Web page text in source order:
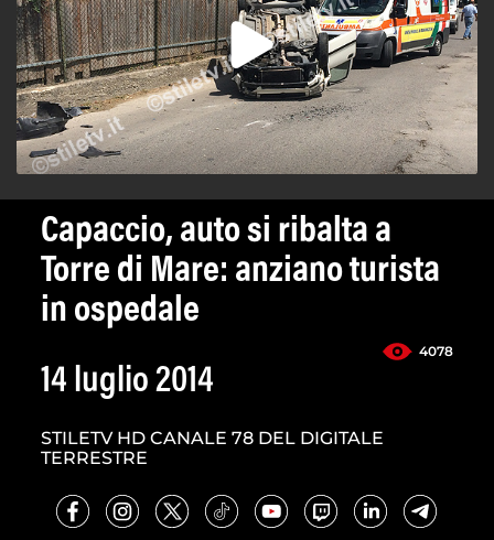
Capaccio, auto si ribalta a
Torre di Mare: anziano turista
in ospedale
4078
14 luglio 2014
STILETV HD CANALE 78 DEL DIGITALE
TERRESTRE